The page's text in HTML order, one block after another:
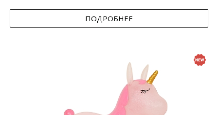
ПОДРОБНЕЕ